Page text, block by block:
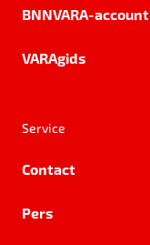
BNNVARA-account
VARAgids
Service
Contact
Pers